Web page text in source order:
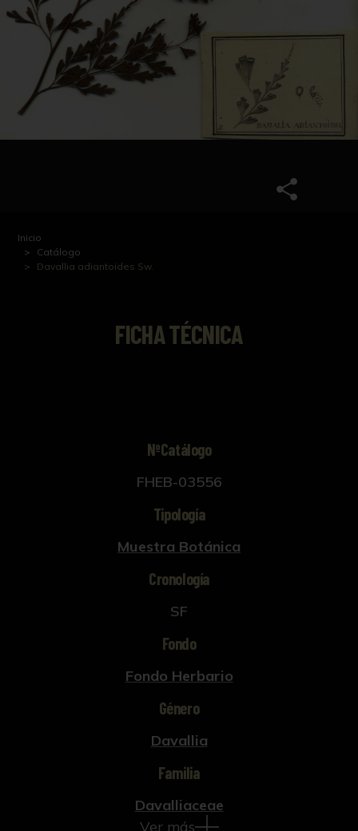
Inicio
Catálogo
Davallia adiantoides Sw.
FICHA TÉCNICA
NºCatálogo
FHEB-03556
Tipología
Muestra Botánica
Cronología
SF
Fondo
Fondo Herbario
Género
Davallia
Familia
Davalliaceae
Ver más